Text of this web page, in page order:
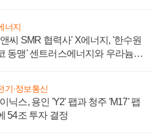
너지
씨 SMR 협력사' X에너지, '한수원
동맹' 센트러스에너지와 우라늄
기·정보통신
닉스, 용인 'Y2' 팹과 청주 'M17' 팹
54조 투자 결정